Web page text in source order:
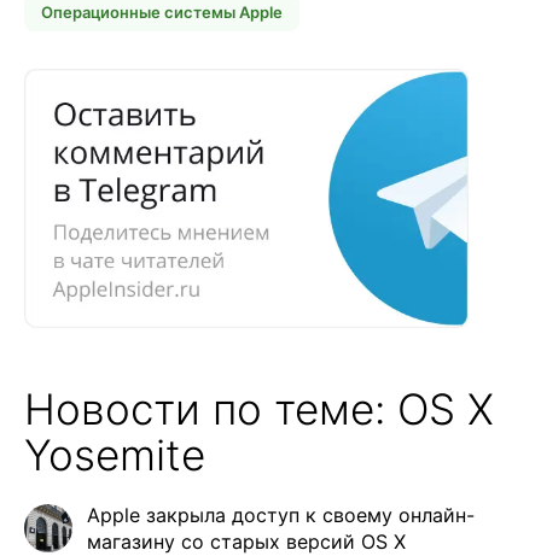
Операционные системы Apple
Новости по теме: OS X
Yosemite
Apple закрыла доступ к своему онлайн-
магазину со старых версий OS X